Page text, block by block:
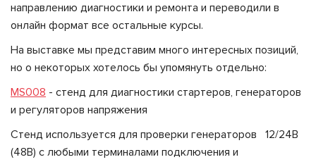
направлению диагностики и ремонта и переводили в
онлайн формат все остальные курсы.
На выставке мы представим много интересных позиций,
но о некоторых хотелось бы упомянуть отдельно:
MS008 - стенд для диагностики стартеров, генераторов
и регуляторов напряжения
Стенд используется для проверки генераторов 12/24В
(48В) с любыми терминалами подключения и